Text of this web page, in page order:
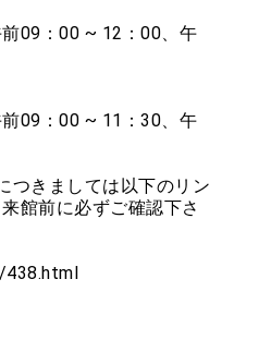
前09：00 ~ 12：00、午
前09：00 ~ 11：30、午
つきましては以下のリン
館前に必ずご確認下さ